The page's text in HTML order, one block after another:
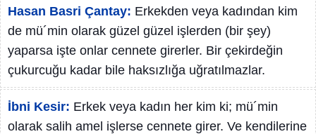
Hasan Basri Çantay: Erkekden veya kadından kim
de mü´min olarak güzel güzel işlerden (bir şey)
yaparsa işte onlar cennete girerler. Bir çekirdeğin
çukurcuğu kadar bile haksızlığa uğratılmazlar.
İbni Kesir: Erkek veya kadın her kim ki; mü´min
olarak salih amel işlerse cennete girer. Ve kendilerine